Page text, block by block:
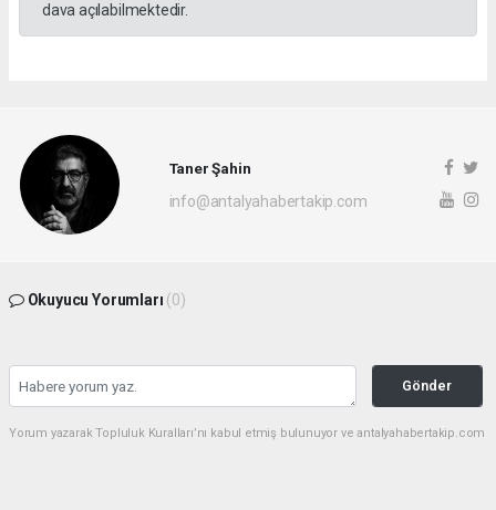
dava açılabilmektedir.
Taner Şahin
info@antalyahabertakip.com
Okuyucu Yorumları (0)
Gönder
Yorum yazarak Topluluk Kuralları’nı kabul etmiş bulunuyor ve antalyahabertakip.com